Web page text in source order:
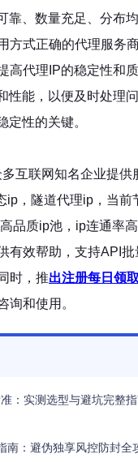
靠、数量充足、分布
方式正确的代理服务
高代理IP的稳定性和
性能，以便及时处理
定性的关键。
联网知名企业提供
ip，隧道代理ip，当前
品质ip池，ip连通率
有效帮助，支持API
时，推出注册每日领
询和使用。
：实测选型与避坑完整
南：避伪独享风控防封全